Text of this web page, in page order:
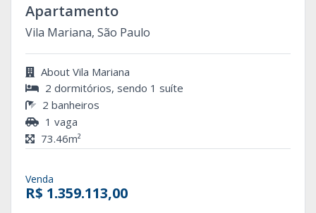
Apartamento
Vila Mariana, São Paulo
About Vila Mariana
2 dormitórios, sendo 1 suíte
2 banheiros
1 vaga
73.46m²
Venda
R$ 1.359.113,00